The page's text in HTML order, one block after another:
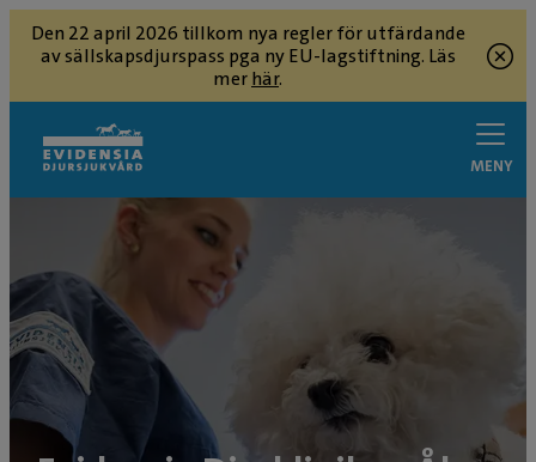
Den 22 april 2026 tillkom nya regler för utfärdande
av sällskapsdjurspass pga ny EU-lagstiftning. Läs
merhär.
MENY